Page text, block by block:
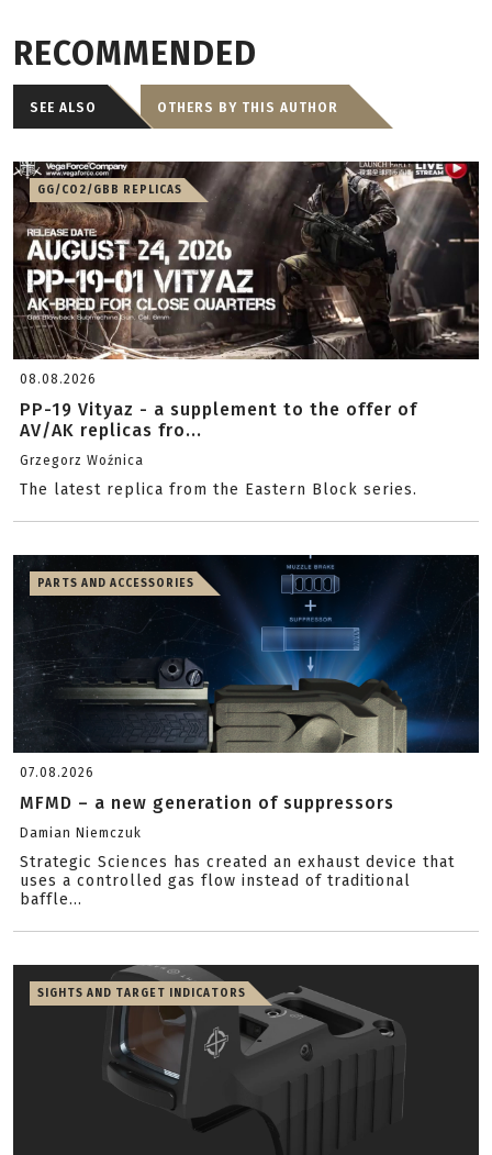
RECOMMENDED
SEE ALSO OTHERS BY THIS AUTHOR
GG/CO2/GBB REPLICAS
08.08.2026
PP-19 Vityaz - a supplement to the offer of
AV/AK replicas fro...
Grzegorz Woźnica
The latest replica from the Eastern Block series.
PARTS AND ACCESSORIES
07.08.2026
MFMD – a new generation of suppressors
Damian Niemczuk
Strategic Sciences has created an exhaust device that
uses a controlled gas flow instead of traditional
baffle...
SIGHTS AND TARGET INDICATORS